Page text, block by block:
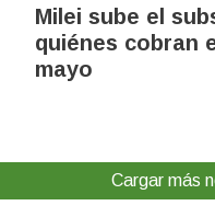
Milei sube el
quiénes cobran
mayo
Cargar más